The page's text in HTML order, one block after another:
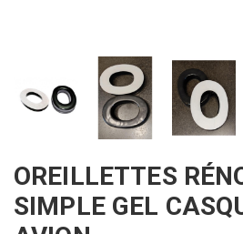
OREILLETTES
SIMPLE GEL